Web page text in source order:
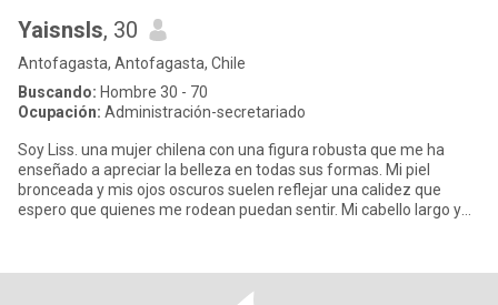
Yaisnsls, 30
Antofagasta, Antofagasta, Chile
Buscando: Hombre 30 - 70
Ocupación: Administración-secretariado
Soy Liss. una mujer chilena con una figura robusta que me ha
enseñado a apreciar la belleza en todas sus formas. Mi piel
bronceada y mis ojos oscuros suelen reflejar una calidez que
espero que quienes me rodean puedan sentir. Mi cabello largo y